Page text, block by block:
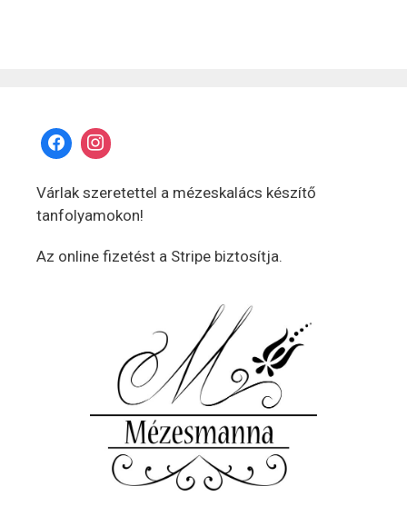
Várlak szeretettel a mézeskalács készítő
tanfolyamokon!
Az online fizetést a Stripe biztosítja.